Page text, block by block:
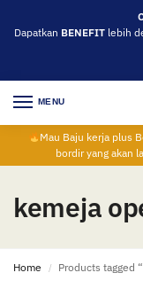
Dapatkan BENEFITlebih
MENU
Mau Baju kerja plus
bordir yang akan
kemeja
Home / Products tagged